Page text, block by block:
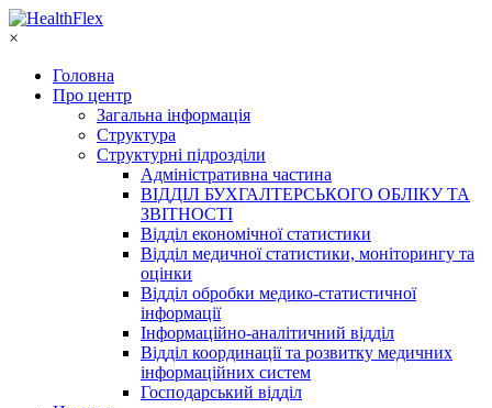
×
Головна
Про центр
Загальна інформація
Структура
Структурні підрозділи
Адміністративна частина
ВІДДІЛ БУХГАЛТЕРСЬКОГО ОБЛІКУ ТА
ЗВІТНОСТІ
Відділ економічної статистики
Відділ медичної статистики, моніторингу та
оцінки
Відділ обробки медико-статистичної
інформації
Інформаційно-аналітичний відділ
Відділ координації та розвитку медичних
інформаційних систем
Господарський відділ